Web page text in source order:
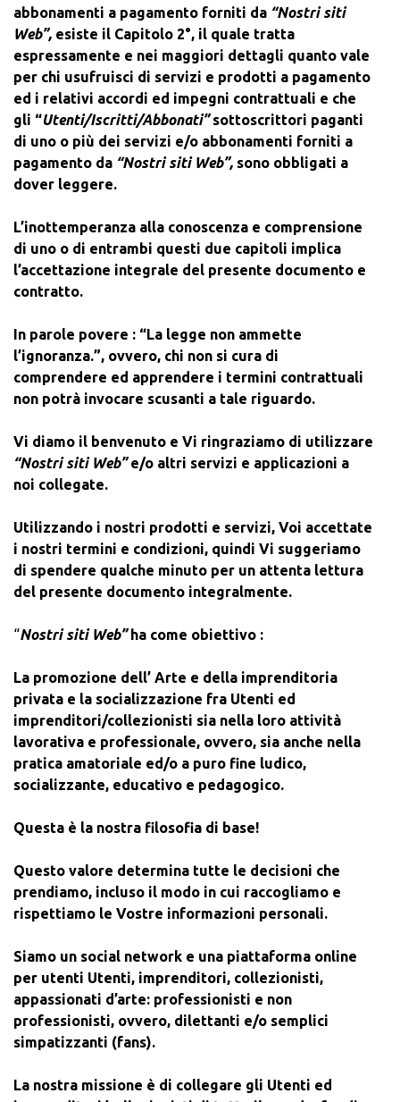
abbonamenti a pagamento forniti da “Nostri siti
Web”, esiste il Capitolo 2°, il quale tratta
espressamente e nei maggiori dettagli quanto vale
per chi usufruisci di servizi e prodotti a pagamento
ed i relativi accordi ed impegni contrattuali e che
gli “Utenti/Iscritti/Abbonati” sottoscrittori paganti
di uno o più dei servizi e/o abbonamenti forniti a
pagamento da “Nostri siti Web”, sono obbligati a
dover leggere.
L’inottemperanza alla conoscenza e comprensione
di uno o di entrambi questi due capitoli implica
l’accettazione integrale del presente documento e
contratto.
In parole povere : “La legge non ammette
l’ignoranza.”, ovvero, chi non si cura di
comprendere ed apprendere i termini contrattuali
non potrà invocare scusanti a tale riguardo.
Vi diamo il benvenuto e Vi ringraziamo di utilizzare
“Nostri siti Web”e/o altri servizi e applicazioni a
noi collegate.
Utilizzando i nostri prodotti e servizi, Voi accettate
i nostri termini e condizioni, quindi Vi suggeriamo
di spendere qualche minuto per un attenta lettura
del presente documento integralmente.
“Nostri siti Web”ha come obiettivo :
La promozione dell’ Arte e della imprenditoria
privata e la socializzazione fra Utenti ed
imprenditori/collezionisti sia nella loro attività
lavorativa e professionale, ovvero, sia anche nella
pratica amatoriale ed/o a puro fine ludico,
socializzante, educativo e pedagogico.
Questa è la nostra filosofia di base!
Questo valore determina tutte le decisioni che
prendiamo, incluso il modo in cui raccogliamo e
rispettiamo le Vostre informazioni personali.
Siamo un social network e una piattaforma online
per utenti Utenti, imprenditori, collezionisti,
appassionati d’arte: professionisti e non
professionisti, ovvero, dilettanti e/o semplici
simpatizzanti (fans).
La nostra missione è di collegare gli Utenti ed